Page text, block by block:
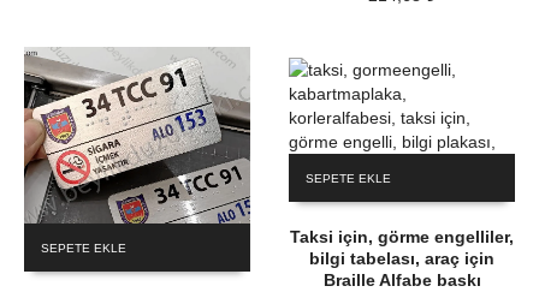
SEPETE EKLE
SEPETE EKLE
Taksi için, görme engelliler,
bilgi tabelası, araç için
Braille Alfabe baskı